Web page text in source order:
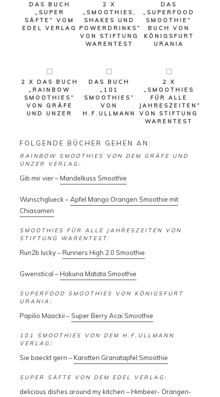
DAS BUCH
„SUPER
SÄFTE“ VOM
EDEL VERLAG
2 X
„SMOOTHIES,
SHAKES UND
POWERDRINKS“
VON STIFTUNG
WARENTEST
DAS
„SUPERFOOD
SMOOTHIE“
BUCH VON
KÖNIGSFURT
URANIA
2 X DAS BUCH
„RAINBOW
SMOOTHIES“
VON GRÄFE
UND UNZER
DAS BUCH
„101
SMOOTHIES“
VON
H.F.ULLMANN
2 X
„SMOOTHIES
FÜR ALLE
JAHRESZEITEN“
VON STIFTUNG
WARENTEST
FOLGENDE BÜCHER GEHEN AN:
RAINBOW SMOOTHIES VON DEM GRÄFE UND
UNZER VERLAG:
Gib mir vier –Mandelkuss Smoothie
Wunschglueck –Apfel Mango Orangen Smoothie mit
Chiasamen
SMOOTHIES FÜR ALLE JAHRESZEITEN VON
STIFTUNG WARENTEST:
Run2b lucky –Runners High 2.0 Smoothie
Gwenstical –Hakuna Matata Smoothie
SUPERFOOD SMOOTHIES VON KÖNIGSFURT
URANIA:
Papilio Maackii –Super Berry Acai Smoothie
101 SMOOTHIES VON DEM H.F.ULLMANN
VERLAG:
Sie baeckt gern –Karotten Granatapfel Smoothie
SUPER SÄFTE VON DEM EDEL VERLAG:
delicious dishes around my kitchen –Himbeer- Orangen-